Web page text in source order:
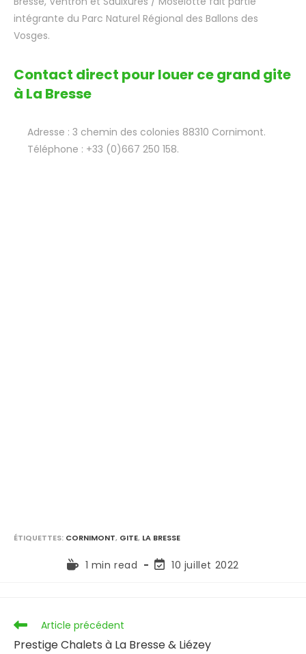
intégrante du Parc Naturel Régional des Ballons des
Vosges.
Contact direct pour louer ce grand gite
à La Bresse
Adresse : 3 chemin des colonies 88310 Cornimont.
Téléphone : +33 (0)667 250 158.
ÉTIQUETTES: CORNIMONT, GITE, LA BRESSE
1 min read 10 juillet 2022
Article précédent
Prestige Chalets à La Bresse & Liézey